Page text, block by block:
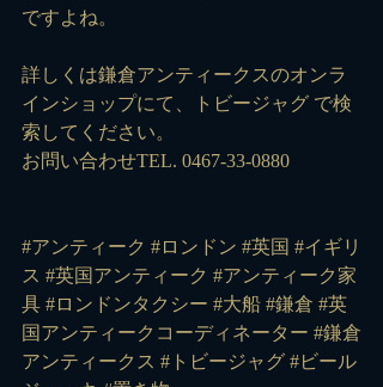
ですよね。
詳しくは鎌倉アンティークスのオンラ
インショップにて、
トビージャグ で検
索してください。
お問い合わせTEL. 0467-33-0880
#アンティーク #ロンドン #英国 #イギリ
ス #英国アンティーク #アンティーク家
具 #ロンドンタクシー #大船 #鎌倉 #英
国アンティークコーディネーター #鎌倉
アンティークス #トビージャグ #ビール